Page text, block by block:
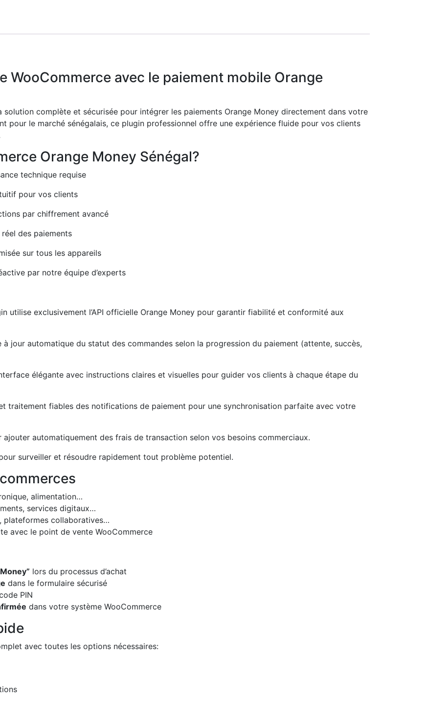
WooCommerce avec le paiement mobile Orange
solution complète et sécurisée pour intégrer les paiements Orange Money directement dans votre
pour le marché sénégalais, ce plugin professionnel offre une expérience fluide pour vos clients
Orange Money Sénégal?
technique requise
pour vos clients
par chiffrement avancé
des paiements
sur tous les appareils
par notre équipe d’experts
utilise exclusivement l’API officielle Orange Money pour garantir fiabilité et conformité aux
à jour automatique du statut des commandes selon la progression du paiement (attente, succès,
élégante avec instructions claires et visuelles pour guider vos clients à chaque étape du
traitement fiables des notifications de paiement pour une synchronisation parfaite avec votre
ajouter automatiquement des frais de transaction selon vos besoins commerciaux.
surveiller et résoudre rapidement tout problème potentiel.
alimentation…
services digitaux…
plateformes collaboratives…
avec le point de vente WooCommerce
lors du processus d’achat
dans le formulaire sécurisé
PIN
dans votre système WooCommerce
avec toutes les options nécessaires: